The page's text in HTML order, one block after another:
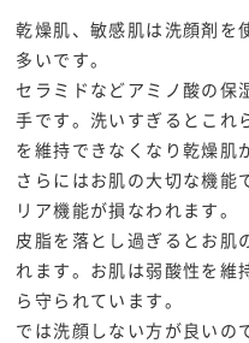
乾燥肌、敏感肌は洗顔剤を
多いです。
セラミドなどアミノ酸の保
手です。洗いすぎるとこれ
を維持できなくなり乾燥肌
さらにはお肌の大切な機能
リア機能が損なわれます。
皮脂を落とし過ぎるとお肌
れます。お肌は弱酸性を維
ら守られています。
では洗顔しない方が良いの